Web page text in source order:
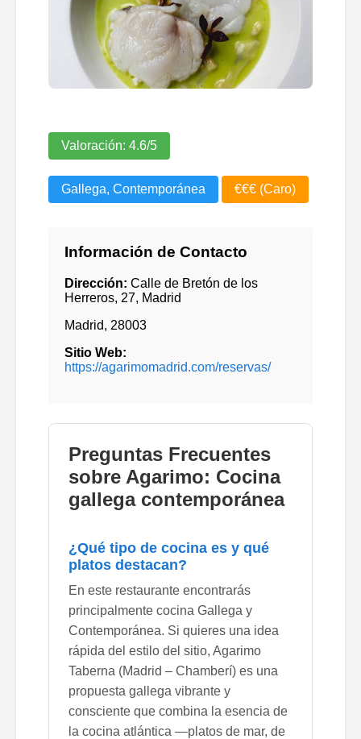
Valoración: 4.6/5
Gallega, Contemporánea €€€ (Caro)
Información de Contacto
Dirección: Calle de Bretón de los
Herreros, 27, Madrid
Madrid, 28003
Sitio Web:
https://agarimomadrid.com/reservas/
Preguntas Frecuentes
sobre Agarimo: Cocina
gallega contemporánea
¿Qué tipo de cocina es y qué
platos destacan?
En este restaurante encontrarás
principalmente cocina Gallega y
Contemporánea. Si quieres una idea
rápida del estilo del sitio, Agarimo
Taberna (Madrid – Chamberí) es una
propuesta gallega vibrante y
consciente que combina la esencia de
la cocina atlántica —platos de mar, de